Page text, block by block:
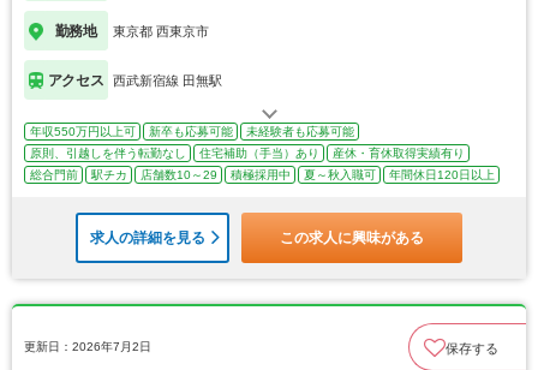
勤務地 東京都 西東京市
アクセス 西武新宿線 田無駅
年収550万円以上可 新卒も応募可能
未経験者も応募可能
原則、引越しを伴う転勤なし
住宅補助（手当）あり
産休・育休取得実績有り
総合門前
駅チカ 店舗数10～29 積極採用中 夏～秋入職可 年間休日120日以上
求人の詳細を見る この求人に興味がある
更新日：2026年7月2日 保存する